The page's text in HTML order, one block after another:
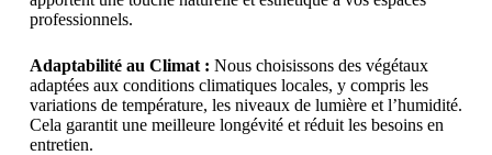
professionnels.
Adaptabilité au Climat : Nous choisissons des végétaux
adaptées aux conditions climatiques locales, y compris les
variations de température, les niveaux de lumière et l’humidité.
Cela garantit une meilleure longévité et réduit les besoins en
entretien.